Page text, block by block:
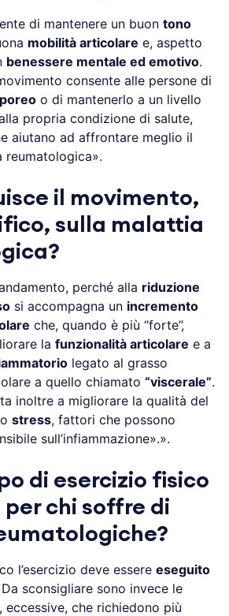
di mantenere un buon tono
mobilità articolare e, aspetto
benessere mentale ed emotivo.
consente alle persone di
o di mantenerlo a un livello
propria condizione di salute,
aiutano ad affrontare meglio il
reumatologica».
il movimento,
sulla malattia
perché alla riduzione
si accompagna un incremento
che, quando è più “forte”,
la funzionalità articolare e a
legato al grasso
a quello chiamato “viscerale”.
inoltre a migliorare la qualità del
stress, fattori che possono
sull’infiammazione».».
di esercizio fisico
chi soffre di
l’esercizio deve essere eseguito
Da sconsigliare sono invece le
che richiedono più